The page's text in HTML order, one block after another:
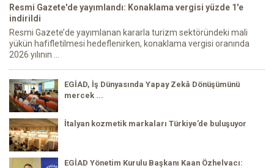
Resmi Gazete'de yayımlandı: Konaklama vergisi yüzde 1'e
indirildi
Resmi Gazete’de yayımlanan kararla turizm sektöründeki mali
yükün hafifletilmesi hedeflenirken, konaklama vergisi oranında
2026 yılının ...
EGİAD, İş Dünyasında Yapay Zekâ Dönüşümünü
mercek ...
İtalyan kozmetik markaları Türkiye’de buluşuyor
EGİAD Yönetim Kurulu Başkanı Kaan Özhelvacı: